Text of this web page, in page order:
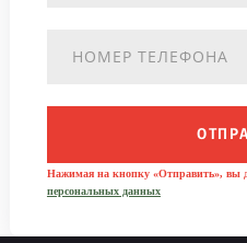
Нажимая на кнопку «Отправить», вы
персональных данных